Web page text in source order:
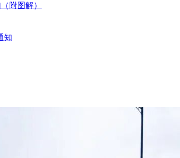
部的《道路机动车辆生产企业及产品公告》
重违法失信行为记录名单（以本公告“投标人
同一合同项下的政府采购活动。否则，相关投
附图解）
知